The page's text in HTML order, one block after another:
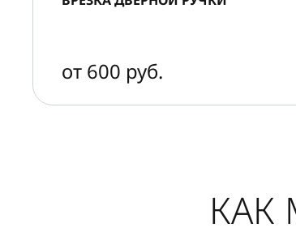
от 600 руб.
КАК